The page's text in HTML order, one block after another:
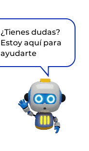
¿Tienes dudas?
Estoy aquí para
ayudarte